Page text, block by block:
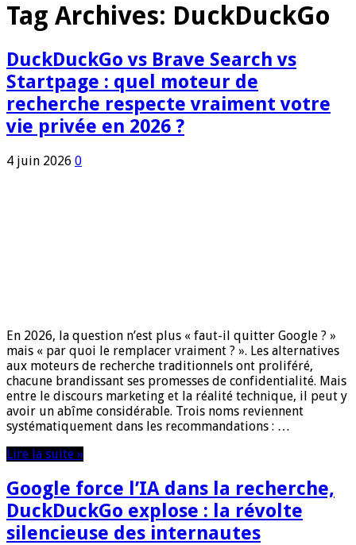
Tag Archives: DuckDuckGo
DuckDuckGo vs Brave Search vs
Startpage : quel moteur de
recherche respecte vraiment votre
vie privée en 2026 ?
4 juin 2026 0
En 2026, la question n’est plus « faut-il quitter Google ? »
mais « par quoi le remplacer vraiment ? ». Les alternatives
aux moteurs de recherche traditionnels ont proliféré,
chacune brandissant ses promesses de confidentialité. Mais
entre le discours marketing et la réalité technique, il peut y
avoir un abîme considérable. Trois noms reviennent
systématiquement dans les recommandations : …
Lire la suite »
Google force l’IA dans la recherche,
DuckDuckGo explose : la révolte
silencieuse des internautes